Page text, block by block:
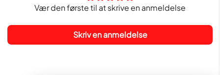
Vær den første til at skrive en anmeldelse
Skriv en anmeldelse